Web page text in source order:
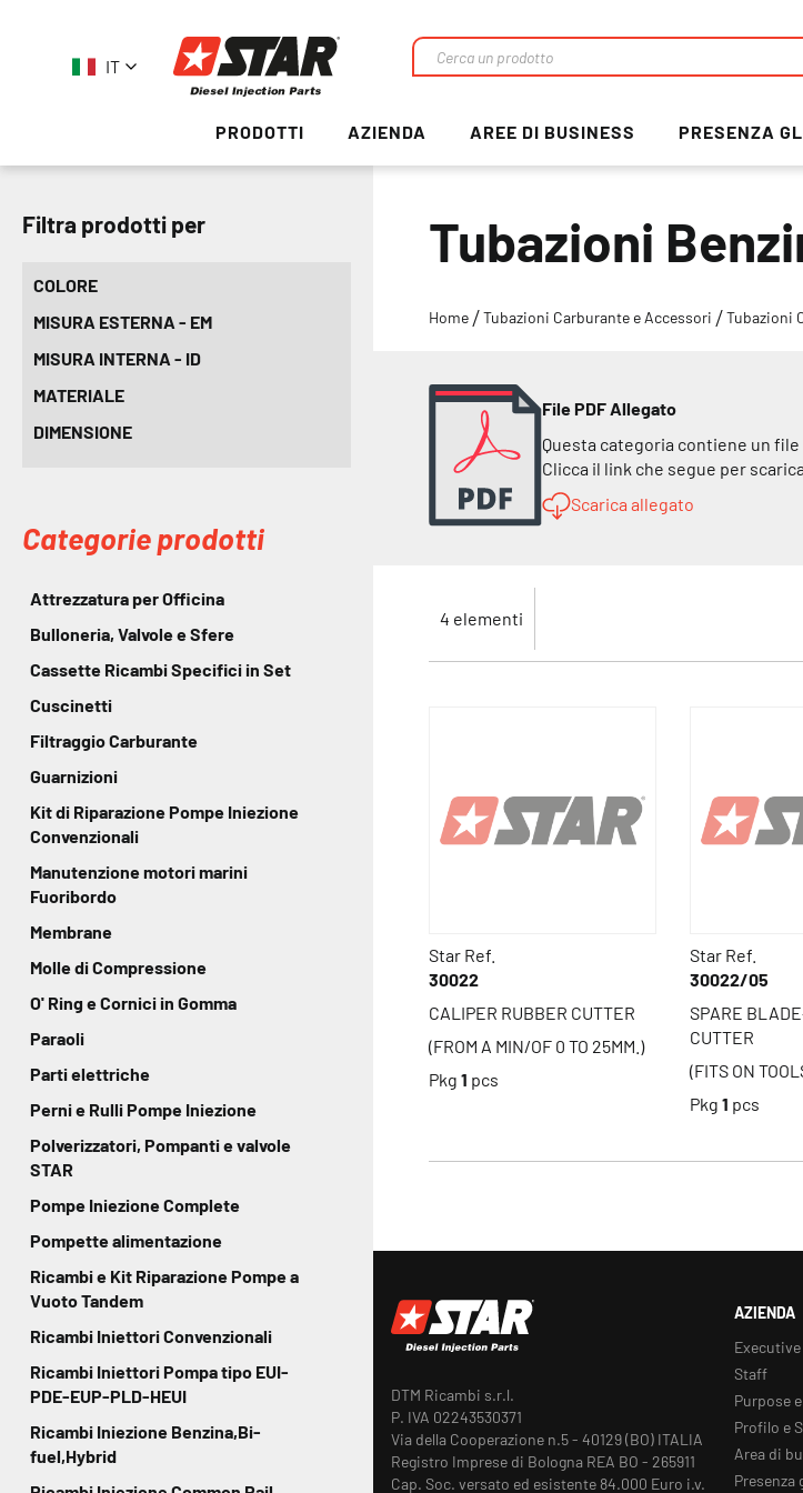
IT
Ricerca
PRODOTTI AZIENDA AREE DI BUSINESS PRESENZA
Tubazioni
Home Tubazioni Carburante e Accessori Tubazioni
File PDF Allegato
Questa categoria contiene un
Clicca il link che segue per
Scarica allegato
4 elementi
Star Ref.
30022
CALIPER RUBBER CUTTER
(FROM A MIN/OF 0 TO 25MM.)
Pkg 1 pcs
Star Ref.
30022/05
SPARE
CUTTER
(FITS ON
Pkg 1 pcs
Filtra prodotti per
COLORE
MISURA ESTERNA - EM
MISURA INTERNA - ID
MATERIALE
DIMENSIONE
Categorie prodotti
Attrezzatura per Officina
Bulloneria, Valvole e Sfere
Cassette Ricambi Specifici in Set
Cuscinetti
Filtraggio Carburante
Guarnizioni
Kit di Riparazione Pompe Iniezione
Convenzionali
Manutenzione motori marini
Fuoribordo
Membrane
Molle di Compressione
O' Ring e Cornici in Gomma
Paraoli
Parti elettriche
Perni e Rulli Pompe Iniezione
Polverizzatori, Pompanti e valvole
STAR
Pompe Iniezione Complete
Pompette alimentazione
Ricambi e Kit Riparazione Pompe a
Vuoto Tandem
Ricambi Iniettori Convenzionali
Ricambi Iniettori Pompa tipo EUI-
PDE-EUP-PLD-HEUI
Ricambi Iniezione Benzina,Bi-
fuel,Hybrid
DTM Ricambi s.r.l.
P. IVA 02243530371
Via della Cooperazione n.5 - 40129 (BO) ITALIA
Registro Imprese di Bologna REA BO - 265911
Cap. Soc. versato ed esistente 84.000 Euro i.v.
AZIENDA
Executive
Staff
Purpose
Profilo e
Area di
Presenza